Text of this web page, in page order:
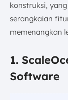
konstruksi,
serangkaian
memenangkan
1.
Software